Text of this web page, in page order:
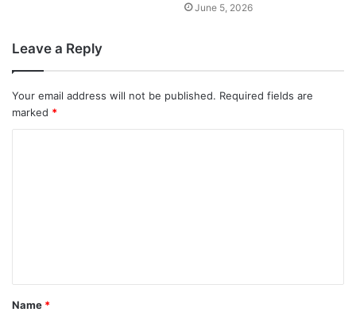
June 5, 2026
Leave a Reply
Your email address will not be published. Required fields are
marked *
Name *